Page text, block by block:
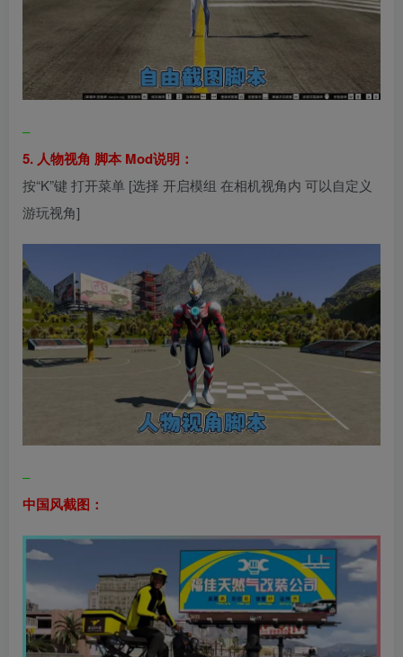
–
5. 人物视角 脚本 Mod说明：
按“K”键 打开菜单 [选择 开启模组 在相机视角内 可以自定义
游玩视角]
–
中国风截图：